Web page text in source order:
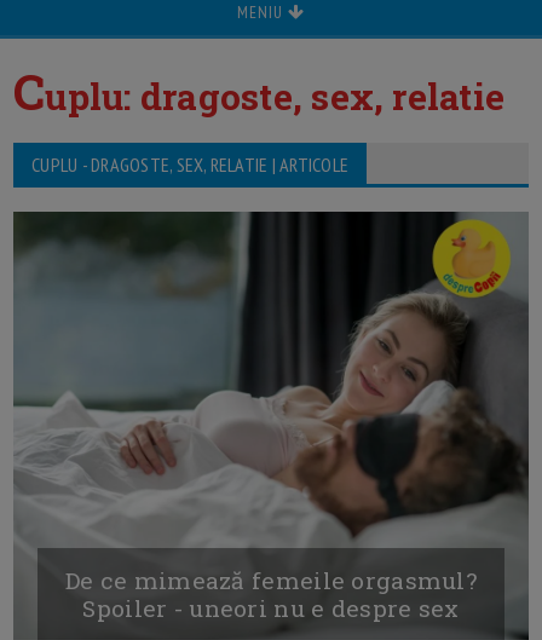
MENIU
Cuplu: dragoste, sex, relatie
CUPLU - DRAGOSTE, SEX, RELATIE | ARTICOLE
De ce mimează femeile orgasmul?
Spoiler - uneori nu e despre sex